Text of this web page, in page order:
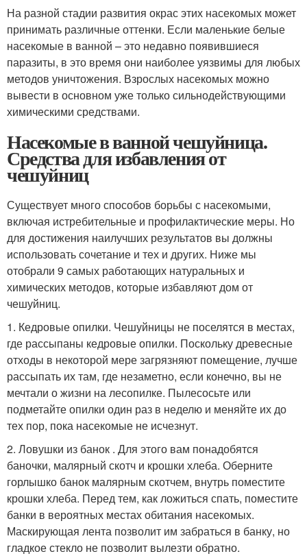
На разной стадии развития окрас этих насекомых может
принимать различные оттенки. Если маленькие белые
насекомые в ванной – это недавно появившиеся
паразиты, в это время они наиболее уязвимы для любых
методов уничтожения. Взрослых насекомых можно
вывести в основном уже только сильнодействующими
химическими средствами.
Насекомые в ванной чешуйница.
Средства для избавления от
чешуйниц
Существует много способов борьбы с насекомыми,
включая истребительные и профилактические меры. Но
для достижения наилучших результатов вы должны
использовать сочетание и тех и других. Ниже мы
отобрали 9 самых работающих натуральных и
химических методов, которые избавляют дом от
чешуйниц.
1. Кедровые опилки. Чешуйницы не поселятся в местах,
где рассыпаны кедровые опилки. Поскольку древесные
отходы в некоторой мере загрязняют помещение, лучше
рассыпать их там, где незаметно, если конечно, вы не
мечтали о жизни на лесопилке. Пылесосьте или
подметайте опилки один раз в неделю и меняйте их до
тех пор, пока насекомые не исчезнут.
2. Ловушки из банок . Для этого вам понадобятся
баночки, малярный скотч и крошки хлеба. Оберните
горлышко банок малярным скотчем, внутрь поместите
крошки хлеба. Перед тем, как ложиться спать, поместите
банки в вероятных местах обитания насекомых.
Маскирующая лента позволит им забраться в банку, но
гладкое стекло не позволит вылезти обратно.